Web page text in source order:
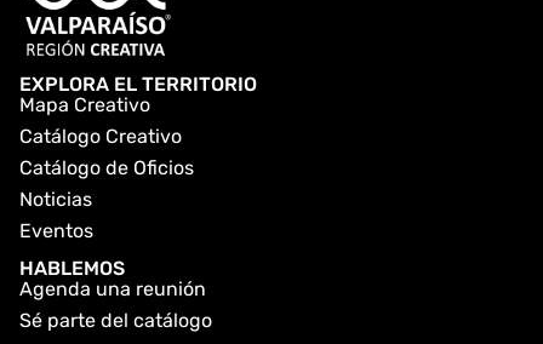
EXPLORA EL TERRITORIO
Mapa Creativo
Catálogo Creativo
Catálogo de Oficios
Noticias
Eventos
HABLEMOS
Agenda una reunión
Sé parte del catálogo